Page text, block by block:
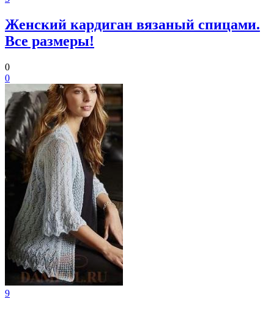
Женский кардиган вязаный спицами.
Все размеры!
0
0
9